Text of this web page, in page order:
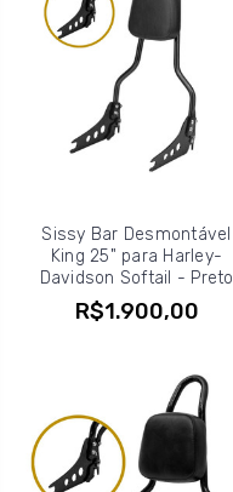
Sissy Bar Desmontável
King 25" para Harley-
Davidson Softail - Preto
R$1.900,00